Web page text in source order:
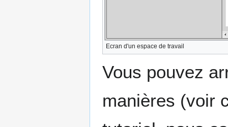
Ecran d'un espace de travail
Vous pouvez
manières (voir